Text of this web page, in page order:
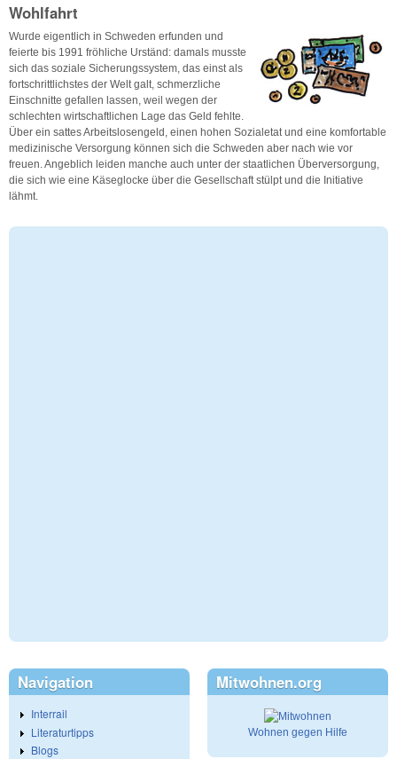
Wohlfahrt
Wurde eigentlich in Schweden erfunden und
feierte bis 1991 fröhliche Urständ: damals musste
sich das soziale Sicherungssystem, das einst als
fortschrittlichstes der Welt galt, schmerzliche
Einschnitte gefallen lassen, weil wegen der
schlechten wirtschaftlichen Lage das Geld fehlte.
Über ein sattes Arbeitslosengeld, einen hohen Sozialetat und eine komfortable
medizinische Versorgung können sich die Schweden aber nach wie vor
freuen. Angeblich leiden manche auch unter der staatlichen Überversorgung,
die sich wie eine Käseglocke über die Gesellschaft stülpt und die Initiative
lähmt.
Navigation
Interrail
Literaturtipps
Blogs
Mitwohnen.org
Wohnen gegen Hilfe